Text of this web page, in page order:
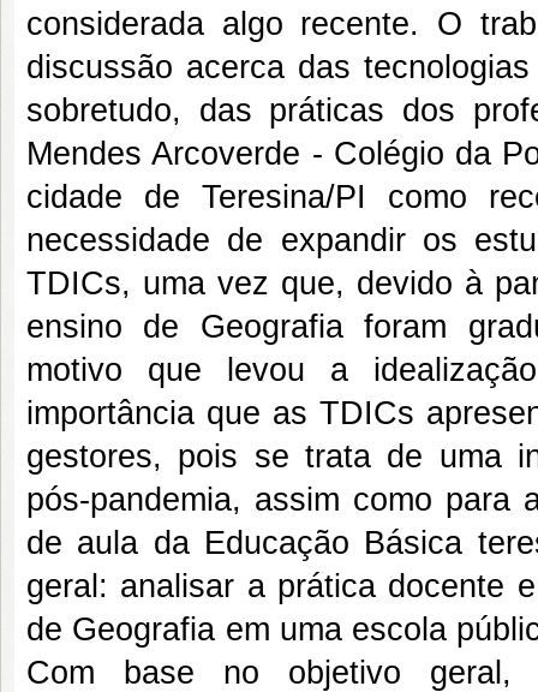
considerada algo recente. O
discussão acerca das
sobretudo, das práticas dos
Mendes Arcoverde - Colégio da
cidade de Teresina/PI como
necessidade de expandir os
TDICs, uma vez que, devido à
ensino de Geografia foram
motivo que levou a
importância que as TDICs
gestores, pois se trata de uma
pós-pandemia, assim como para
de aula da Educação Básica
geral: analisar a prática docente
de Geografia em uma escola
Com base no objetivo geral,